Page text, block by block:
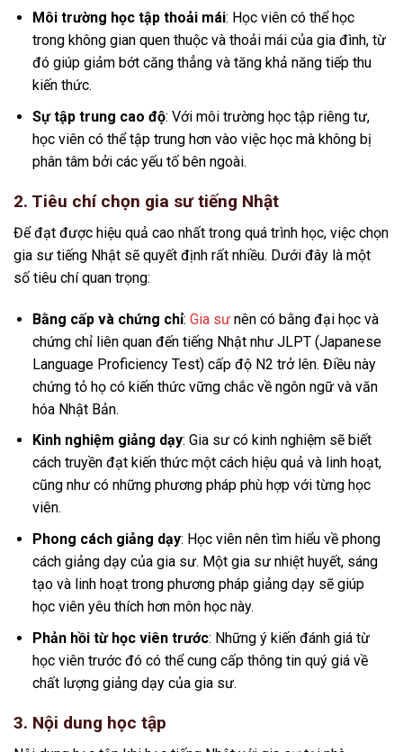
Môi trường học tập thoải mái: Học viên có thể học
trong không gian quen thuộc và thoải mái của gia đình, từ
đó giúp giảm bớt căng thẳng và tăng khả năng tiếp thu
kiến thức.
Sự tập trung cao độ: Với môi trường học tập riêng tư,
học viên có thể tập trung hơn vào việc học mà không bị
phân tâm bởi các yếu tố bên ngoài.
2. Tiêu chí chọn gia sư tiếng Nhật
Để đạt được hiệu quả cao nhất trong quá trình học, việc chọn
gia sư tiếng Nhật sẽ quyết định rất nhiều. Dưới đây là một
số tiêu chí quan trọng:
Bằng cấp và chứng chỉ: Gia sưnên có bằng đại học và
chứng chỉ liên quan đến tiếng Nhật như JLPT (Japanese
Language Proficiency Test) cấp độ N2 trở lên. Điều này
chứng tỏ họ có kiến thức vững chắc về ngôn ngữ và văn
hóa Nhật Bản.
Kinh nghiệm giảng dạy: Gia sư có kinh nghiệm sẽ biết
cách truyền đạt kiến thức một cách hiệu quả và linh hoạt,
cũng như có những phương pháp phù hợp với từng học
viên.
Phong cách giảng dạy: Học viên nên tìm hiểu về phong
cách giảng dạy của gia sư. Một gia sư nhiệt huyết, sáng
tạo và linh hoạt trong phương pháp giảng dạy sẽ giúp
học viên yêu thích hơn môn học này.
Phản hồi từ học viên trước: Những ý kiến đánh giá từ
học viên trước đó có thể cung cấp thông tin quý giá về
chất lượng giảng dạy của gia sư.
3. Nội dung học tập